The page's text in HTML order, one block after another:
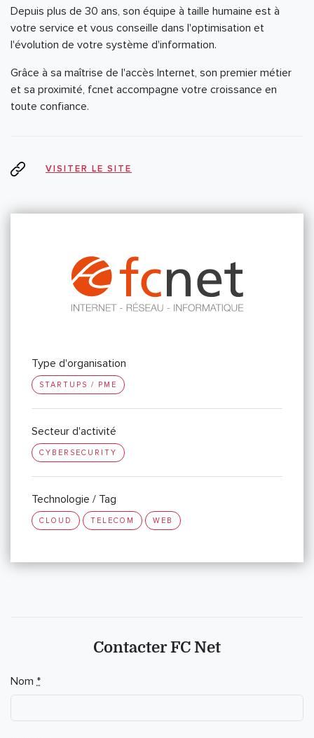
Depuis plus de 30 ans, son équipe à taille humaine est à
votre service et vous conseille dans l'optimisation et
l'évolution de votre système d'information.
Grâce à sa maîtrise de l'accès Internet, son premier métier
et sa proximité, fcnet accompagne votre croissance en
toute confiance.
VISITER LE SITE
Type d'organisation
STARTUPS / PME
Secteur d'activité
CYBERSECURITY
Technologie / Tag
CLOUD TELECOM WEB
Contacter FC Net
Nom *